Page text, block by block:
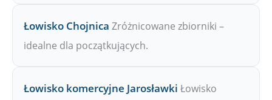
Łowisko Chojnica Zróżnicowane zbiorniki –
idealne dla początkujących.
Łowisko komercyjne Jarosławki Łowisko